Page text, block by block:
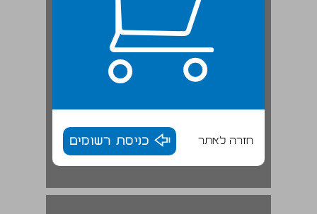
חזרה לאתר כניסת רשומים